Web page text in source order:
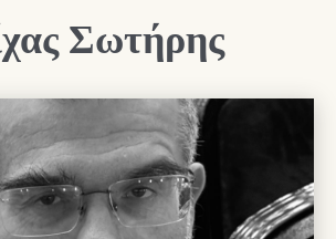
Σωτήρης